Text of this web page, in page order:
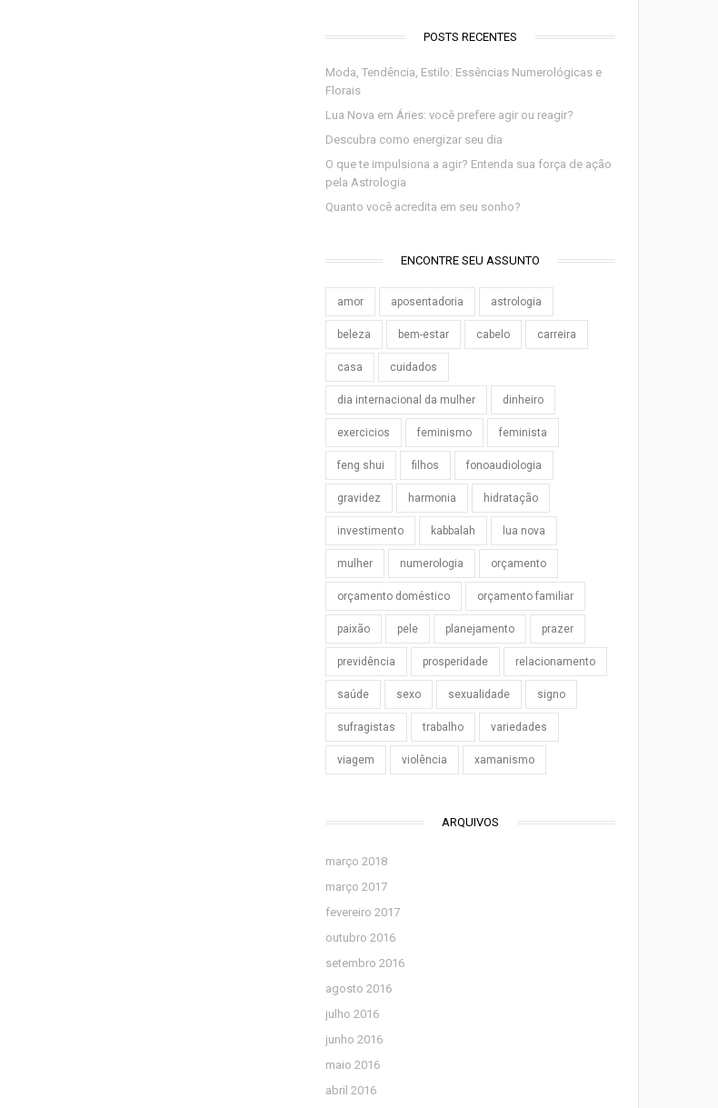
POSTS RECENTES
Moda, Tendência, Estilo: Essências Numerológicas e
Florais
Lua Nova em Áries: você prefere agir ou reagir?
Descubra como energizar seu dia
O que te impulsiona a agir? Entenda sua força de ação
pela Astrologia
Quanto você acredita em seu sonho?
ENCONTRE SEU ASSUNTO
amor aposentadoria astrologia
beleza bem-estar cabelo carreira
casa cuidados
dia internacional da mulher dinheiro
exercicios feminismo feminista
feng shui filhos fonoaudiologia
gravidez harmonia hidratação
investimento kabbalah lua nova
mulher numerologia orçamento
orçamento doméstico orçamento familiar
paixão pele planejamento prazer
previdência prosperidade relacionamento
saúde sexo sexualidade signo
sufragistas trabalho variedades
viagem violência xamanismo
ARQUIVOS
março 2018
março 2017
fevereiro 2017
outubro 2016
setembro 2016
agosto 2016
julho 2016
junho 2016
maio 2016
abril 2016